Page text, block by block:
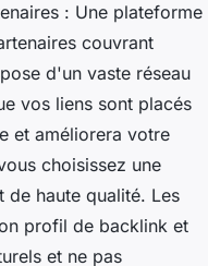
: Une plateforme
couvrant
d'un vaste réseau
vos liens sont placés
et améliorera votre
choisissez une
de haute qualité. Les
profil de backlink et
et ne pas